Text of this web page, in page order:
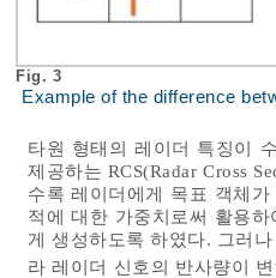
Fig. 3
Example of the difference
타원 형태의 레이더 특징이
제공하는 RCS(Radar Cross
수록 레이더에게 목표 객체
적에 대한 가중치로써 활용
게 생성하도록 하였다. 그러
라 레이더 신호의 반사량이